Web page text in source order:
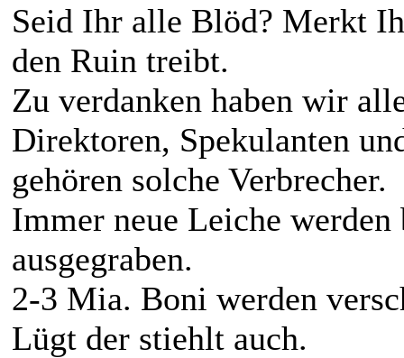
Seid Ihr alle Blöd? Merkt
den Ruin treibt.
Zu verdanken haben wir
Direktoren, Spekulanten
gehören solche Verbrecher.
Immer neue Leiche
ausgegraben.
2-3 Mia. Boni werden
Lügt der stiehlt auch.